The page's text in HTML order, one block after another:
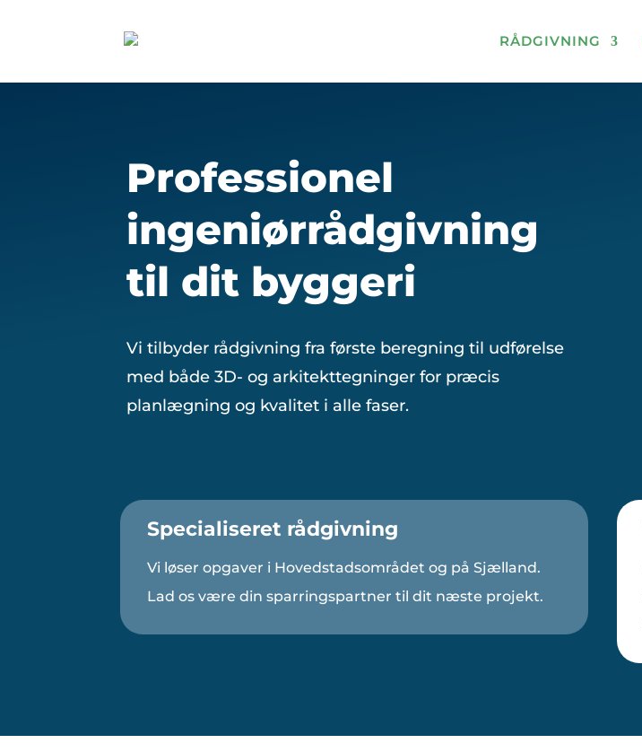
RÅDGIVNING
Professionel
ingeniørrådgivning
til dit byggeri
Vi tilbyder rådgivning fra første beregning til udførelse
med både 3D- og arkitekttegninger for præcis
planlægning og kvalitet i alle faser.
Specialiseret rådgivning
Vi løser opgaver i Hovedstadsområdet og på Sjælland.
Lad os være din sparringspartner til dit næste projekt.